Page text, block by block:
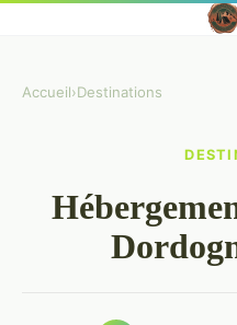
Accueil›Destinations